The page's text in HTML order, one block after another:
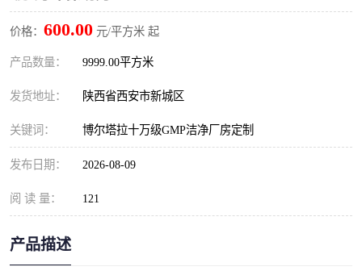
价格： 600.00 元/平方米 起
产品数量： 9999.00平方米
发货地址： 陕西省西安市新城区
关键词： 博尔塔拉十万级GMP洁净厂房定制
发布日期： 2026-08-09
阅 读 量： 121
产品描述